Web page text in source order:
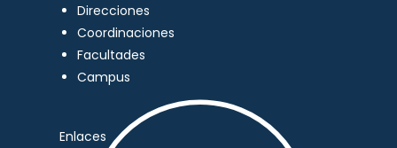
Direcciones
Coordinaciones
Facultades
Campus
Enlaces